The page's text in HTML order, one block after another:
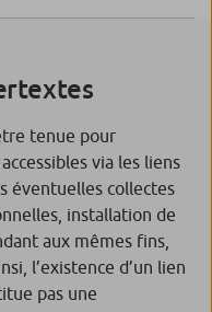
tenue pour
via les liens
éventuelles collectes
installation de
aux mêmes fins,
l’existence d’un lien
pas une